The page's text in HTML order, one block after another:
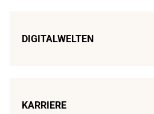
DIGITALWELTEN
KARRIERE